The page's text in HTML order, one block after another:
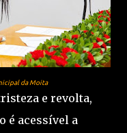
da Moita
e revolta,
é acessível a